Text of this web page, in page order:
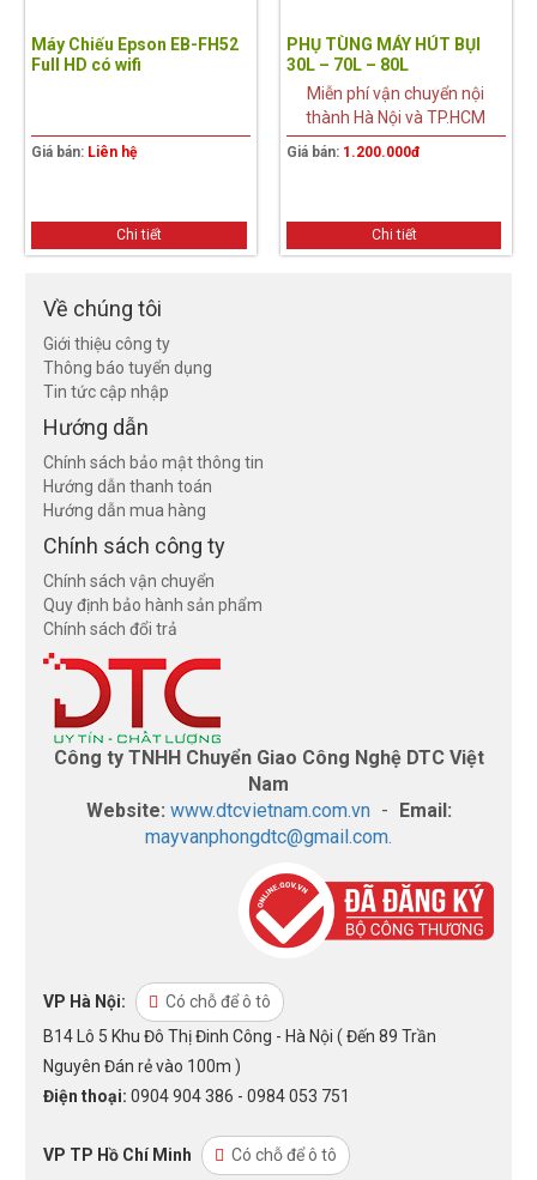
Máy Chiếu Epson EB-FH52
Full HD có wifi
Giá bán: Liên hệ
Chi tiết
PHỤ TÙNG MÁY HÚT BỤI
30L – 70L – 80L
Miễn phí vận chuyển nội
thành Hà Nội và TP.HCM
Giá bán: 1.200.000đ
Chi tiết
Về chúng tôi
Giới thiệu công ty
Thông báo tuyển dụng
Tin tức cập nhập
Hướng dẫn
Chính sách bảo mật thông tin
Hướng dẫn thanh toán
Hướng dẫn mua hàng
Chính sách công ty
Chính sách vận chuyển
Quy định bảo hành sản phẩm
Chính sách đổi trả
Công ty TNHH Chuyển Giao Công Nghệ DTC Việt
Nam
Website: www.dtcvietnam.com.vn -
Email:
mayvanphongdtc@gmail.com.
VP Hà Nội:
Có chỗ để ô tô
B14 Lô 5 Khu Đô Thị Đinh Công - Hà Nội ( Đến 89 Trần
Nguyên Đán rẻ vào 100m )
Điện thoại: 0904 904 386 - 0984 053 751
VP TP Hồ Chí Minh Có chỗ để ô tô